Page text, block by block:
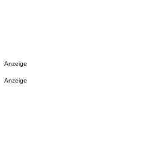
Anzeige
Anzeige